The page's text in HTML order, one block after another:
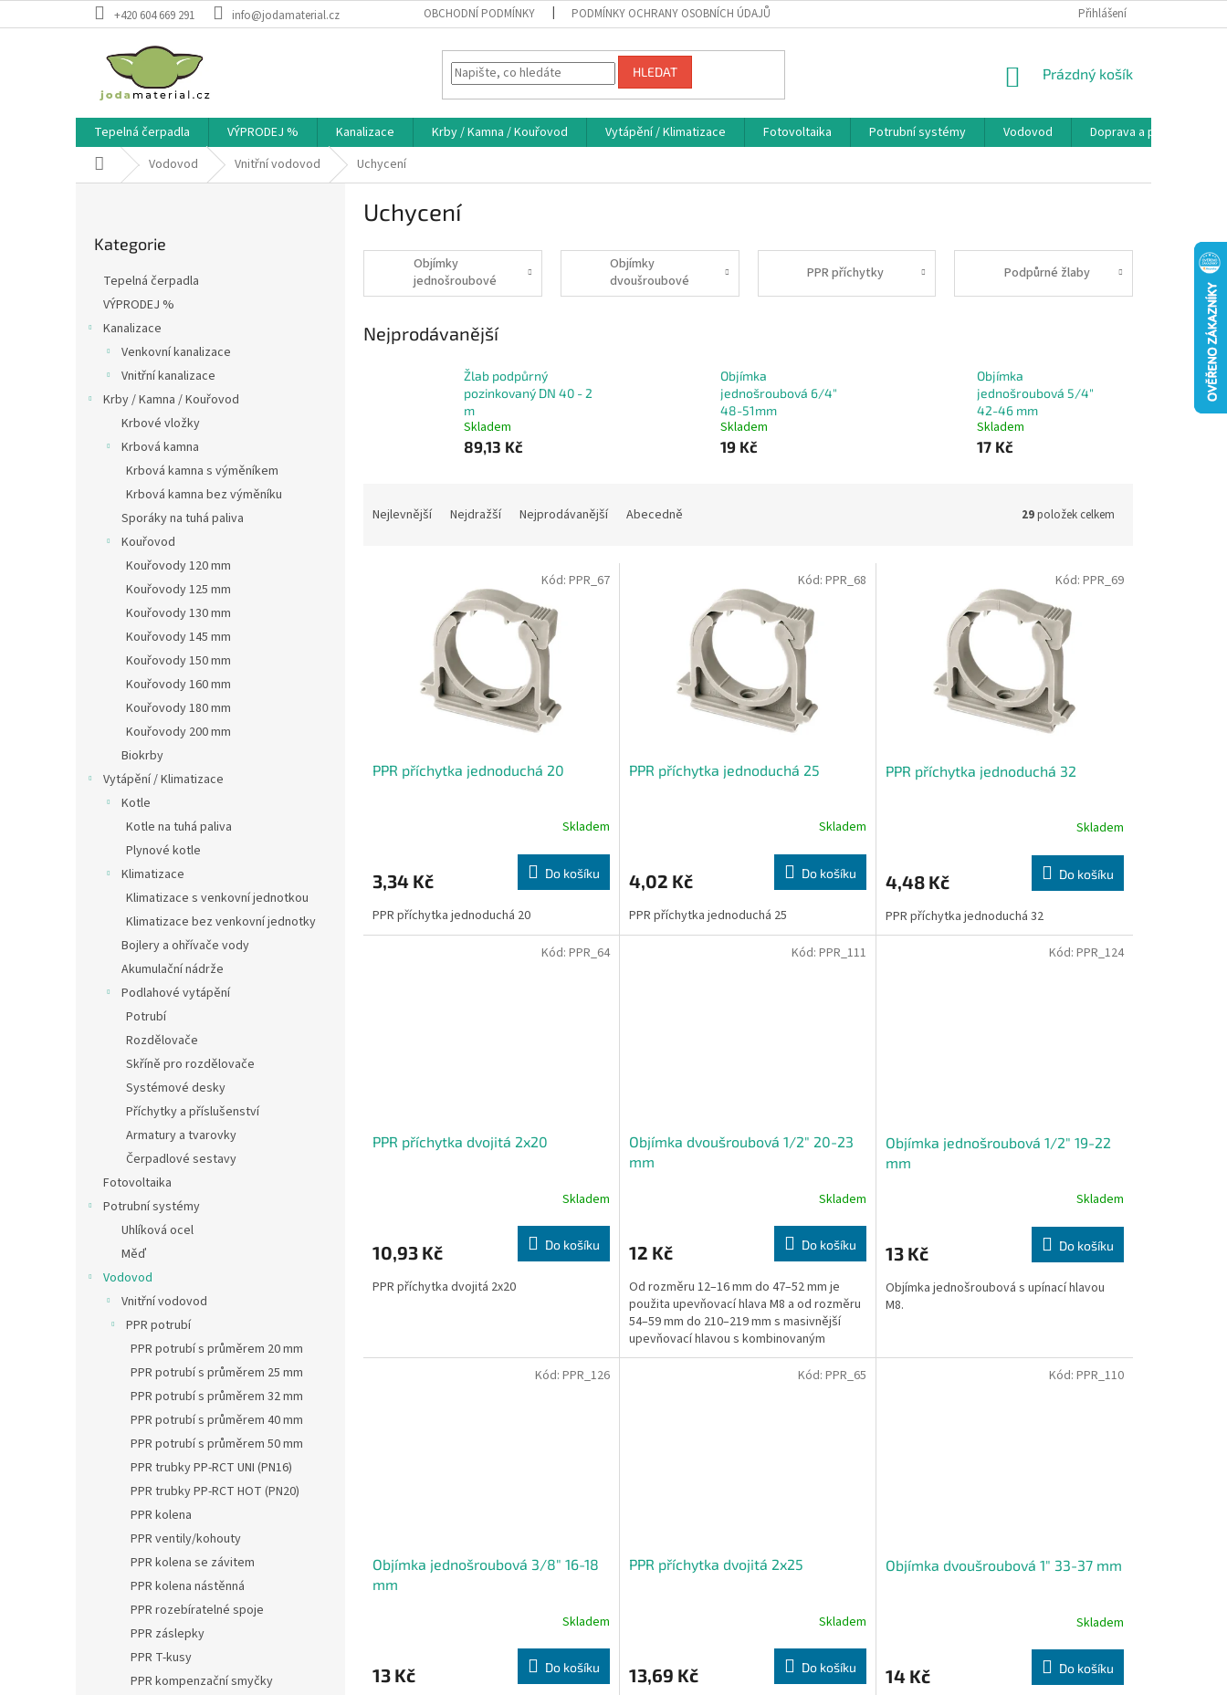
na
+420 604 669 291 info@jodamaterial.cz OBCHODNÍ PODMÍNKY PODMÍNKY OCHRANY OSOBNÍCH ÚDAJŮ Přihlášení
HLEDAT
NÁKUPNÍ
Prázdný košík
Tepelná čerpadla VÝPRODEJ % Kanalizace Krby / Kamna / Kouřovod Vytápění / Klimatizace Fotovoltaika Potrubní systémy Vodovod Doprava a platba
Domů Vodovod Vnitřní vodovod Uchycení
kategorie
Kategorie
Tepelná čerpadla
VÝPRODEJ %
Kanalizace
Venkovní kanalizace
Vnitřní kanalizace
Krby / Kamna / Kouřovod
Krbové vložky
Krbová kamna
Krbová kamna s výměníkem
Krbová kamna bez výměníku
Sporáky na tuhá paliva
Kouřovod
Kouřovody 120 mm
Kouřovody 125 mm
Kouřovody 130 mm
Kouřovody 145 mm
Kouřovody 150 mm
Kouřovody 160 mm
Kouřovody 180 mm
Kouřovody 200 mm
Biokrby
Vytápění / Klimatizace
Kotle
Kotle na tuhá paliva
Plynové kotle
Klimatizace
Klimatizace s venkovní jednotkou
Klimatizace bez venkovní jednotky
Bojlery a ohřívače vody
Akumulační nádrže
Podlahové vytápění
Potrubí
Rozdělovače
Skříně pro rozdělovače
Systémové desky
Příchytky a příslušenství
Armatury a tvarovky
Čerpadlové sestavy
Fotovoltaika
Potrubní systémy
Uhlíková ocel
Měď
Vodovod
Vnitřní vodovod
PPR potrubí
PPR potrubí s průměrem 20 mm
PPR potrubí s průměrem 25 mm
PPR potrubí s průměrem 32 mm
PPR potrubí s průměrem 40 mm
PPR potrubí s průměrem 50 mm
PPR trubky PP-RCT UNI (PN16)
PPR trubky PP-RCT HOT (PN20)
PPR kolena
PPR ventily/kohouty
PPR kolena se závitem
PPR kolena nástěnná
PPR rozebíratelné spoje
PPR záslepky
PPR T-kusy
PPR kompenzační smyčky
Uchycení
Objímky
jednošroubové
Objímky
dvoušroubové
PPR příchytky Podpůrné žlaby
Nejprodávanější
Žlab podpůrný
pozinkovaný DN 40 - 2
m
Skladem
89,13 Kč
Objímka
jednošroubová 6/4"
48-51mm
Skladem
19 Kč
Objímka
jednošroubová 5/4"
42-46 mm
Skladem
17 Kč
Nejlevnější Nejdražší Nejprodávanější Abecedně 29položek celkem
PPR příchytka jednoduchá 20
Skladem
3,34 Kč Do košíku
PPR příchytka jednoduchá 20
Kód: PPR_67
PPR příchytka jednoduchá 25
Skladem
4,02 Kč Do košíku
PPR příchytka jednoduchá 25
Kód: PPR_68
PPR příchytka jednoduchá 32
Skladem
4,48 Kč Do košíku
PPR příchytka jednoduchá 32
Kód: PPR_69
PPR příchytka dvojitá 2x20
Skladem
10,93 Kč Do košíku
PPR příchytka dvojitá 2x20
Kód: PPR_64
Objímka dvoušroubová 1/2" 20-23
mm
Skladem
12 Kč Do košíku
Od rozměru 12–16 mm do 47–52 mm je
použita upevňovací hlava M8 a od rozměru
54–59 mm do 210–219 mm s masivnější
upevňovací hlavou s kombinovaným
závitem M8/M10.
Kód: PPR_111
Objímka jednošroubová 1/2" 19-22
mm
Skladem
13 Kč Do košíku
Objímka jednošroubová s upínací hlavou
M8.
Kód: PPR_124
Objímka jednošroubová 3/8" 16-18
mm
Skladem
13 Kč Do košíku
Kód: PPR_126
PPR příchytka dvojitá 2x25
Skladem
13,69 Kč Do košíku
Kód: PPR_65
Objímka dvoušroubová 1" 33-37 mm
Skladem
14 Kč Do košíku
Kód: PPR_110